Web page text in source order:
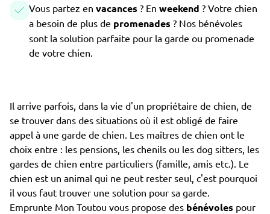
Vous partez en vacances ? En weekend ? Votre chien
a besoin de plus de promenades ? Nos bénévoles
sont la solution parfaite pour la garde ou promenade
de votre chien.
Il arrive parfois, dans la vie d'un propriétaire de chien, de
se trouver dans des situations où il est obligé de faire
appel à une garde de chien. Les maîtres de chien ont le
choix entre : les pensions, les chenils ou les dog sitters, les
gardes de chien entre particuliers (famille, amis etc.). Le
chien est un animal qui ne peut rester seul, c'est pourquoi
il vous faut trouver une solution pour sa garde.
Emprunte Mon Toutou vous propose des bénévoles pour